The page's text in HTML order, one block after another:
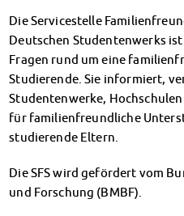
Personalrat
Lageplan
Dokumente
Stellenangebote
AnsprechpartnerInnen
Impressum
Datenschutzerklärung
Erklärung zur Barrierefreiheit
Die Servicestelle
Deutschen Studentenwerks
Fragen rund um eine
Studierende. Sie informiert,
Studentenwerke,
für familienfreundliche
studierende Eltern.
Die SFS wird gefördert vom
und Forschung (BMBF).